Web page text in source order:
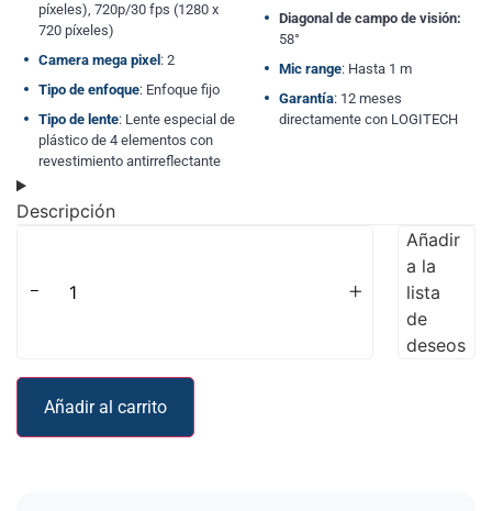
píxeles), 720p/30 fps (1280 x
720 píxeles)
Camera mega pixel : 2
Tipo de enfoque: Enfoque fijo
Tipo de lente: Lente especial de
plástico de 4 elementos con
revestimiento antirreflectante
Diagonal de campo de visión:
58°
Mic range: Hasta 1 m
Garantía: 12 meses
directamente con LOGITECH
Descripción
- +
Añadir al carrito
Añadir
a la
lista
de
deseos